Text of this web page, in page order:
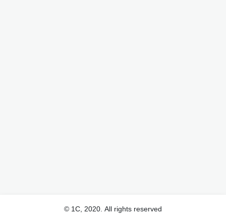
© 1С, 2020. All rights reserved